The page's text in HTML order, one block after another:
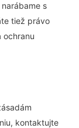
s
tiež právo
ochranu
kontaktujte